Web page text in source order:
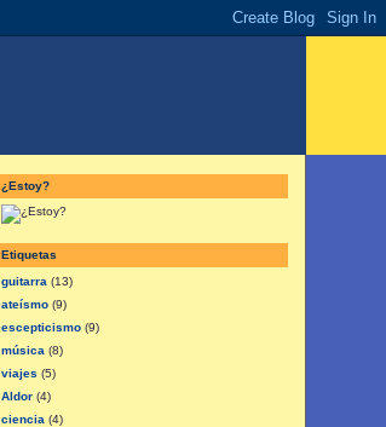
¿Estoy?
Etiquetas
guitarra (13)
ateísmo (9)
escepticismo (9)
música (8)
viajes (5)
Aldor (4)
ciencia (4)